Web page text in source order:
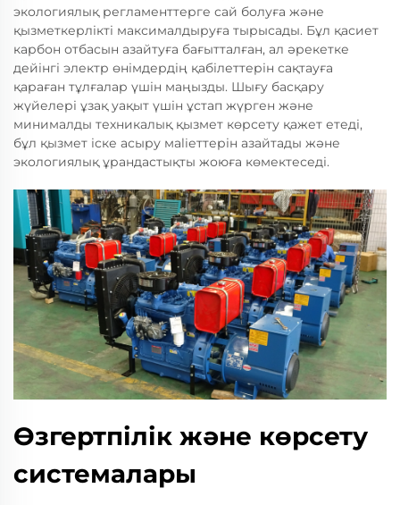
экологиялық регламенттерге сай болуға және
қызметкерлікті максималдыруға тырысады. Бұл қасиет
карбон отбасын азайтуға бағытталған, ал әрекетке
дейінгі электр өнімдердің қабілеттерін сақтауға
қараған тұлғалар үшін маңызды. Шығу басқару
жүйелері ұзақ уақыт үшін ұстап жүрген және
минималды техникалық қызмет көрсету қажет етеді,
бұл қызмет іске асыру мaliеттерін азайтады және
экологиялық ұрандастықты жоюға көмектеседі.
Өзгертпілік және көрсету
системалары